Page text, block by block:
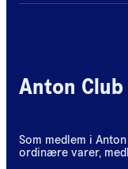
Anton Club
Som medlem i
ordinære varer,